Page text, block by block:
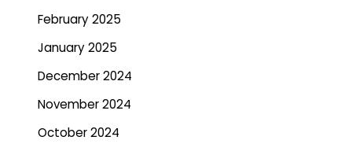
February 2025
January 2025
December 2024
November 2024
October 2024